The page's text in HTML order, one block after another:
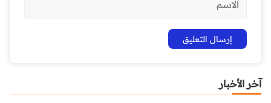
آخر الأخبار